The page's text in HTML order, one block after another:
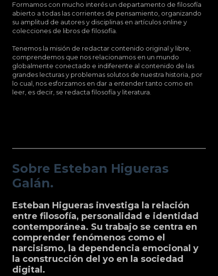
Formamos con mucho interés un departamento de filosofía
abierto a todas las corrientes de pensamiento, organizando
su amplitud de autores y disciplinas en artículos online y
colecciones de libros de filosofía.
Tenemos la misión de redactar contenido original y libre,
comprendemos que nos relacionamos en un mundo
globalmente conectado e indiferente al contenido de las
grandes lecturas y problemas solutos de nuestra historia, por
lo cual, nos esforzamos en dar a entender tanto como en
leer, es decir, se redacta filosofía y literatura.
Sobre Esteban Higueras
Galán.
Esteban Higueras investiga la relación
entre filosofía, personalidad e identidad
contemporánea. Su trabajo se centra en
comprender fenómenos como el
narcisismo, la dependencia emocional y
la construcción del yo en la sociedad
digital.